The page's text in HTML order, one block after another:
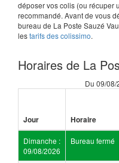
déposer vos colis (ou récuper
recommandé. Avant de vous
bureau de La Poste Sauzé
lestarifs des colissimo.
Horaires de La
Du 09/
Jour Horaire
Dimanche :
09/08/2026
Bureau fermé